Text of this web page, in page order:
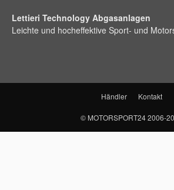
Lettieri Technology Abgasanlagen
Leichte und hocheffektive Sport- und
Händler Kontakt
© MOTORSPORT242006-